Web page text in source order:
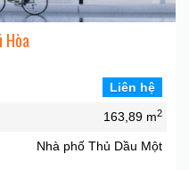
Hòa
Liên hệ
163,89 m2
Nhà phố Thủ Dầu Một